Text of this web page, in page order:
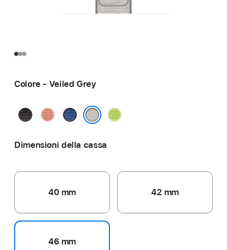
Colore - Veiled Grey
MidnightAlpenglow
Blue
Ribbon
Volt
Dimensioni della cassa
40 mm 42 mm
46 mm